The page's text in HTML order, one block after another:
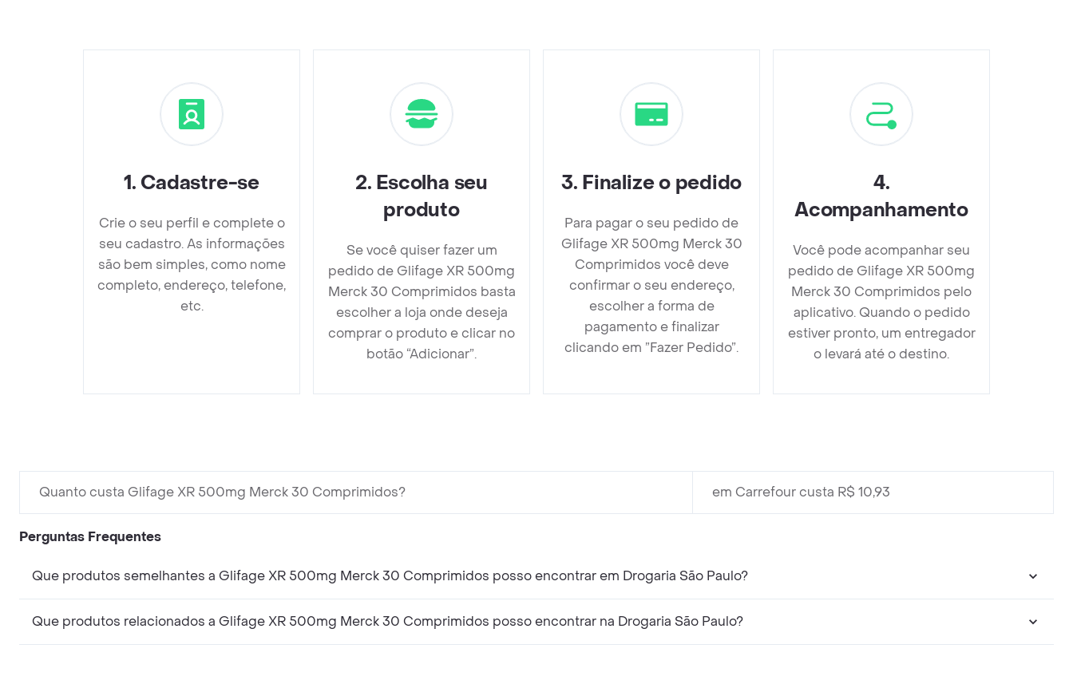
1. Cadastre-se
Crie o seu perfil e complete o
seu cadastro. As informações
são bem simples, como nome
completo, endereço, telefone,
etc.
2. Escolha seu
produto
Se você quiser fazer um
pedido de Glifage XR 500mg
Merck 30 Comprimidos basta
escolher a loja onde deseja
comprar o produto e clicar no
botão “Adicionar”.
3. Finalize o pedido
Para pagar o seu pedido de
Glifage XR 500mg Merck 30
Comprimidos você deve
confirmar o seu endereço,
escolher a forma de
pagamento e finalizar
clicando em ”Fazer Pedido”.
4.
Acompanhamento
Você pode acompanhar seu
pedido de Glifage XR 500mg
Merck 30 Comprimidos pelo
aplicativo. Quando o pedido
estiver pronto, um entregador
o levará até o destino.
Quanto custa Glifage XR 500mg Merck 30 Comprimidos? em Carrefour custa R$ 10,93
Perguntas Frequentes
Que produtos semelhantes a Glifage XR 500mg Merck 30 Comprimidos posso encontrar em Drogaria São Paulo?
Que produtos relacionados a Glifage XR 500mg Merck 30 Comprimidos posso encontrar na Drogaria São Paulo?